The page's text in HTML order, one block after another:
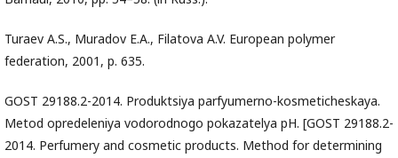
Turaev A.S., Muradov E.A., Filatova A.V. European polymer
federation, 2001, p. 635.
GOST 29188.2-2014. Produktsiya parfyumerno-kosmeticheskaya.
Metod opredeleniya vodorodnogo pokazatelya pH. [GOST 29188.2-
2014. Perfumery and cosmetic products. Method for determining